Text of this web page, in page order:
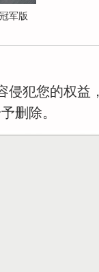
军版
侵犯您的权益
删除。